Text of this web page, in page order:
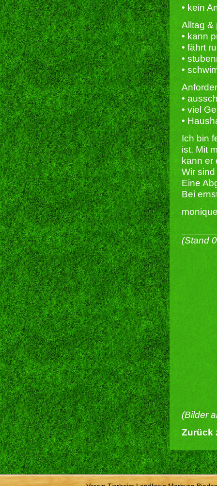
• kein
Alltag &
• kann
• fährt
•
•
•
• viel
•
Ich bin
ist. Mit
kann er
Wir
Eine
Bei
(Stand
(Bilder
Zurück